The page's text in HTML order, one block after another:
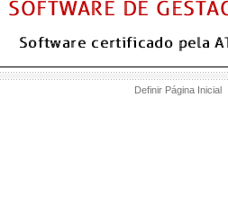
Definir Página Inicial